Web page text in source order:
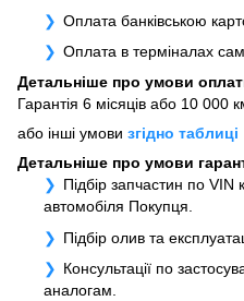
Оплата банківською
Оплата в терміналах
Детальніше про умови
Гарантія 6 місяців або 10 000
або інші умови згідно таблиці
Детальніше про умови
Підбір запчастин по VIN
автомобіля Покупця.
Підбір олив та
Консультації по
аналогам.